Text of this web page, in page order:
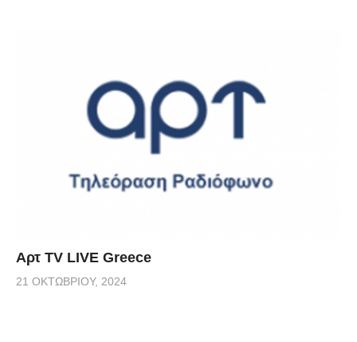
Αρτ TV LIVE Greece
21 ΟΚΤΩΒΡΊΟΥ, 2024